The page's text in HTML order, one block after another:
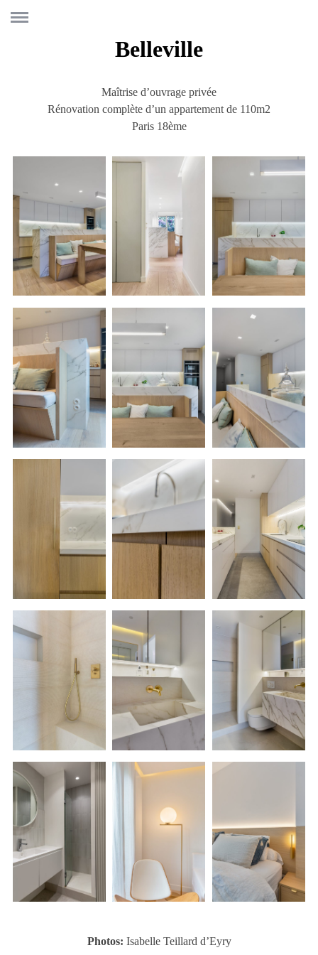
Belleville
Maîtrise d’ouvrage privée
Rénovation complète d’un appartement de 110m2
Paris 18ème
Photos: Isabelle Teillard d’Eyry